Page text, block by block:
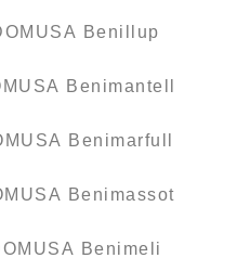
Benillup
Benimantell
Benimarfull
Benimassot
Benimeli